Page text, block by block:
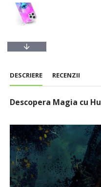
DESCRIERE RECENZII
Descopera Magia cu